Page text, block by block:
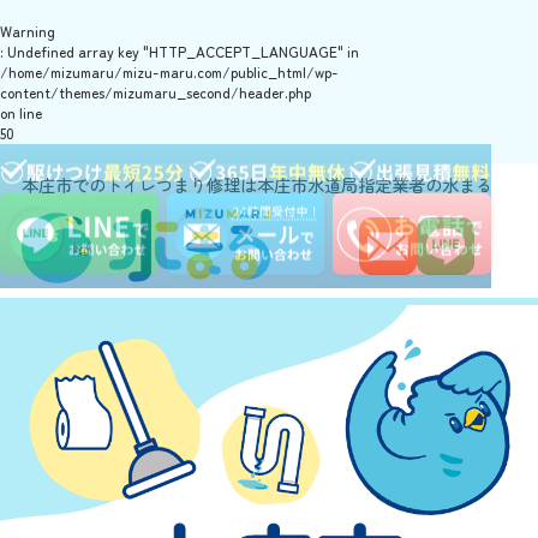
Warning
: Undefined array key "HTTP_ACCEPT_LANGUAGE" in
/home/mizumaru/mizu-maru.com/public_html/wp-
content/themes/mizumaru_second/header.php
on line
50
本庄市でのトイレつまり修理は本庄市水道局指定業者の水まる